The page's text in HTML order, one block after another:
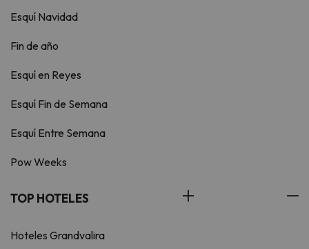
Esquí Navidad
Fin de año
Esquí en Reyes
Esquí Fin de Semana
Esquí Entre Semana
Pow Weeks
TOP HOTELES
Hoteles Grandvalira